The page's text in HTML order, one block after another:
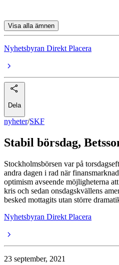
Visa alla ämnen
Nyhetsbyran Direkt Placera
Dela
nyheter/SKF
Stabil börsdag,
Stockholmsbörsen var på
andra dagen i rad när
optimism avseende möjligheterna
kris och sedan onsdagskvällens
besked mottagits utan större
Nyhetsbyran Direkt Placera
23 september, 2021